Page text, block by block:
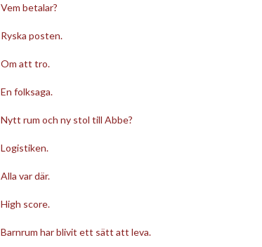
Vem betalar?
Ryska posten.
Om att tro.
En folksaga.
Nytt rum och ny stol till Abbe?
Logistiken.
Alla var där.
High score.
Barnrum har blivit ett sätt att leva.